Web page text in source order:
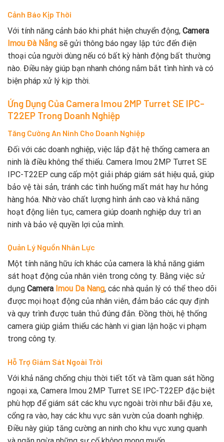
Cảnh Báo Kịp Thời
Với tính năng cảnh báo khi phát hiện chuyển động, Camera
Imou Đà Nẵng sẽ gửi thông báo ngay lập tức đến điện
thoại của người dùng nếu có bất kỳ hành động bất thường
nào. Điều này giúp bạn nhanh chóng nắm bắt tình hình và có
biện pháp xử lý kịp thời.
Ứng Dụng Của Camera Imou 2MP Turret SE IPC-
T22EP Trong Doanh Nghiệp
Tăng Cường An Ninh Cho Doanh Nghiệp
Đối với các doanh nghiệp, việc lắp đặt hệ thống camera an
ninh là điều không thể thiếu. Camera Imou 2MP Turret SE
IPC-T22EP cung cấp một giải pháp giám sát hiệu quả, giúp
bảo vệ tài sản, tránh các tình huống mất mát hay hư hỏng
hàng hóa. Nhờ vào chất lượng hình ảnh cao và khả năng
hoạt động liên tục, camera giúp doanh nghiệp duy trì an
ninh và bảo vệ quyền lợi của mình.
Quản Lý Nguồn Nhân Lực
Một tính năng hữu ích khác của camera là khả năng giám
sát hoạt động của nhân viên trong công ty. Bằng việc sử
dụng Camera Imou Da Nang, các nhà quản lý có thể theo dõi
được mọi hoạt động của nhân viên, đảm bảo các quy định
và quy trình được tuân thủ đúng đắn. Đồng thời, hệ thống
camera giúp giảm thiểu các hành vi gian lận hoặc vi phạm
trong công ty.
Hỗ Trợ Giám Sát Ngoài Trời
Với khả năng chống chịu thời tiết tốt và tầm quan sát hồng
ngoại xa, Camera Imou 2MP Turret SE IPC-T22EP đặc biệt
phù hợp để giám sát các khu vực ngoài trời như bãi đậu xe,
cổng ra vào, hay các khu vực sân vườn của doanh nghiệp.
Điều này giúp tăng cường an ninh cho khu vực xung quanh